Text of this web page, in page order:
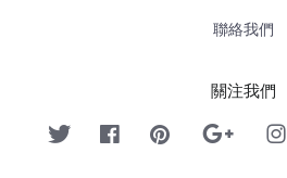
聯絡我們
關注我們
Twitter FacebookPinterest Google